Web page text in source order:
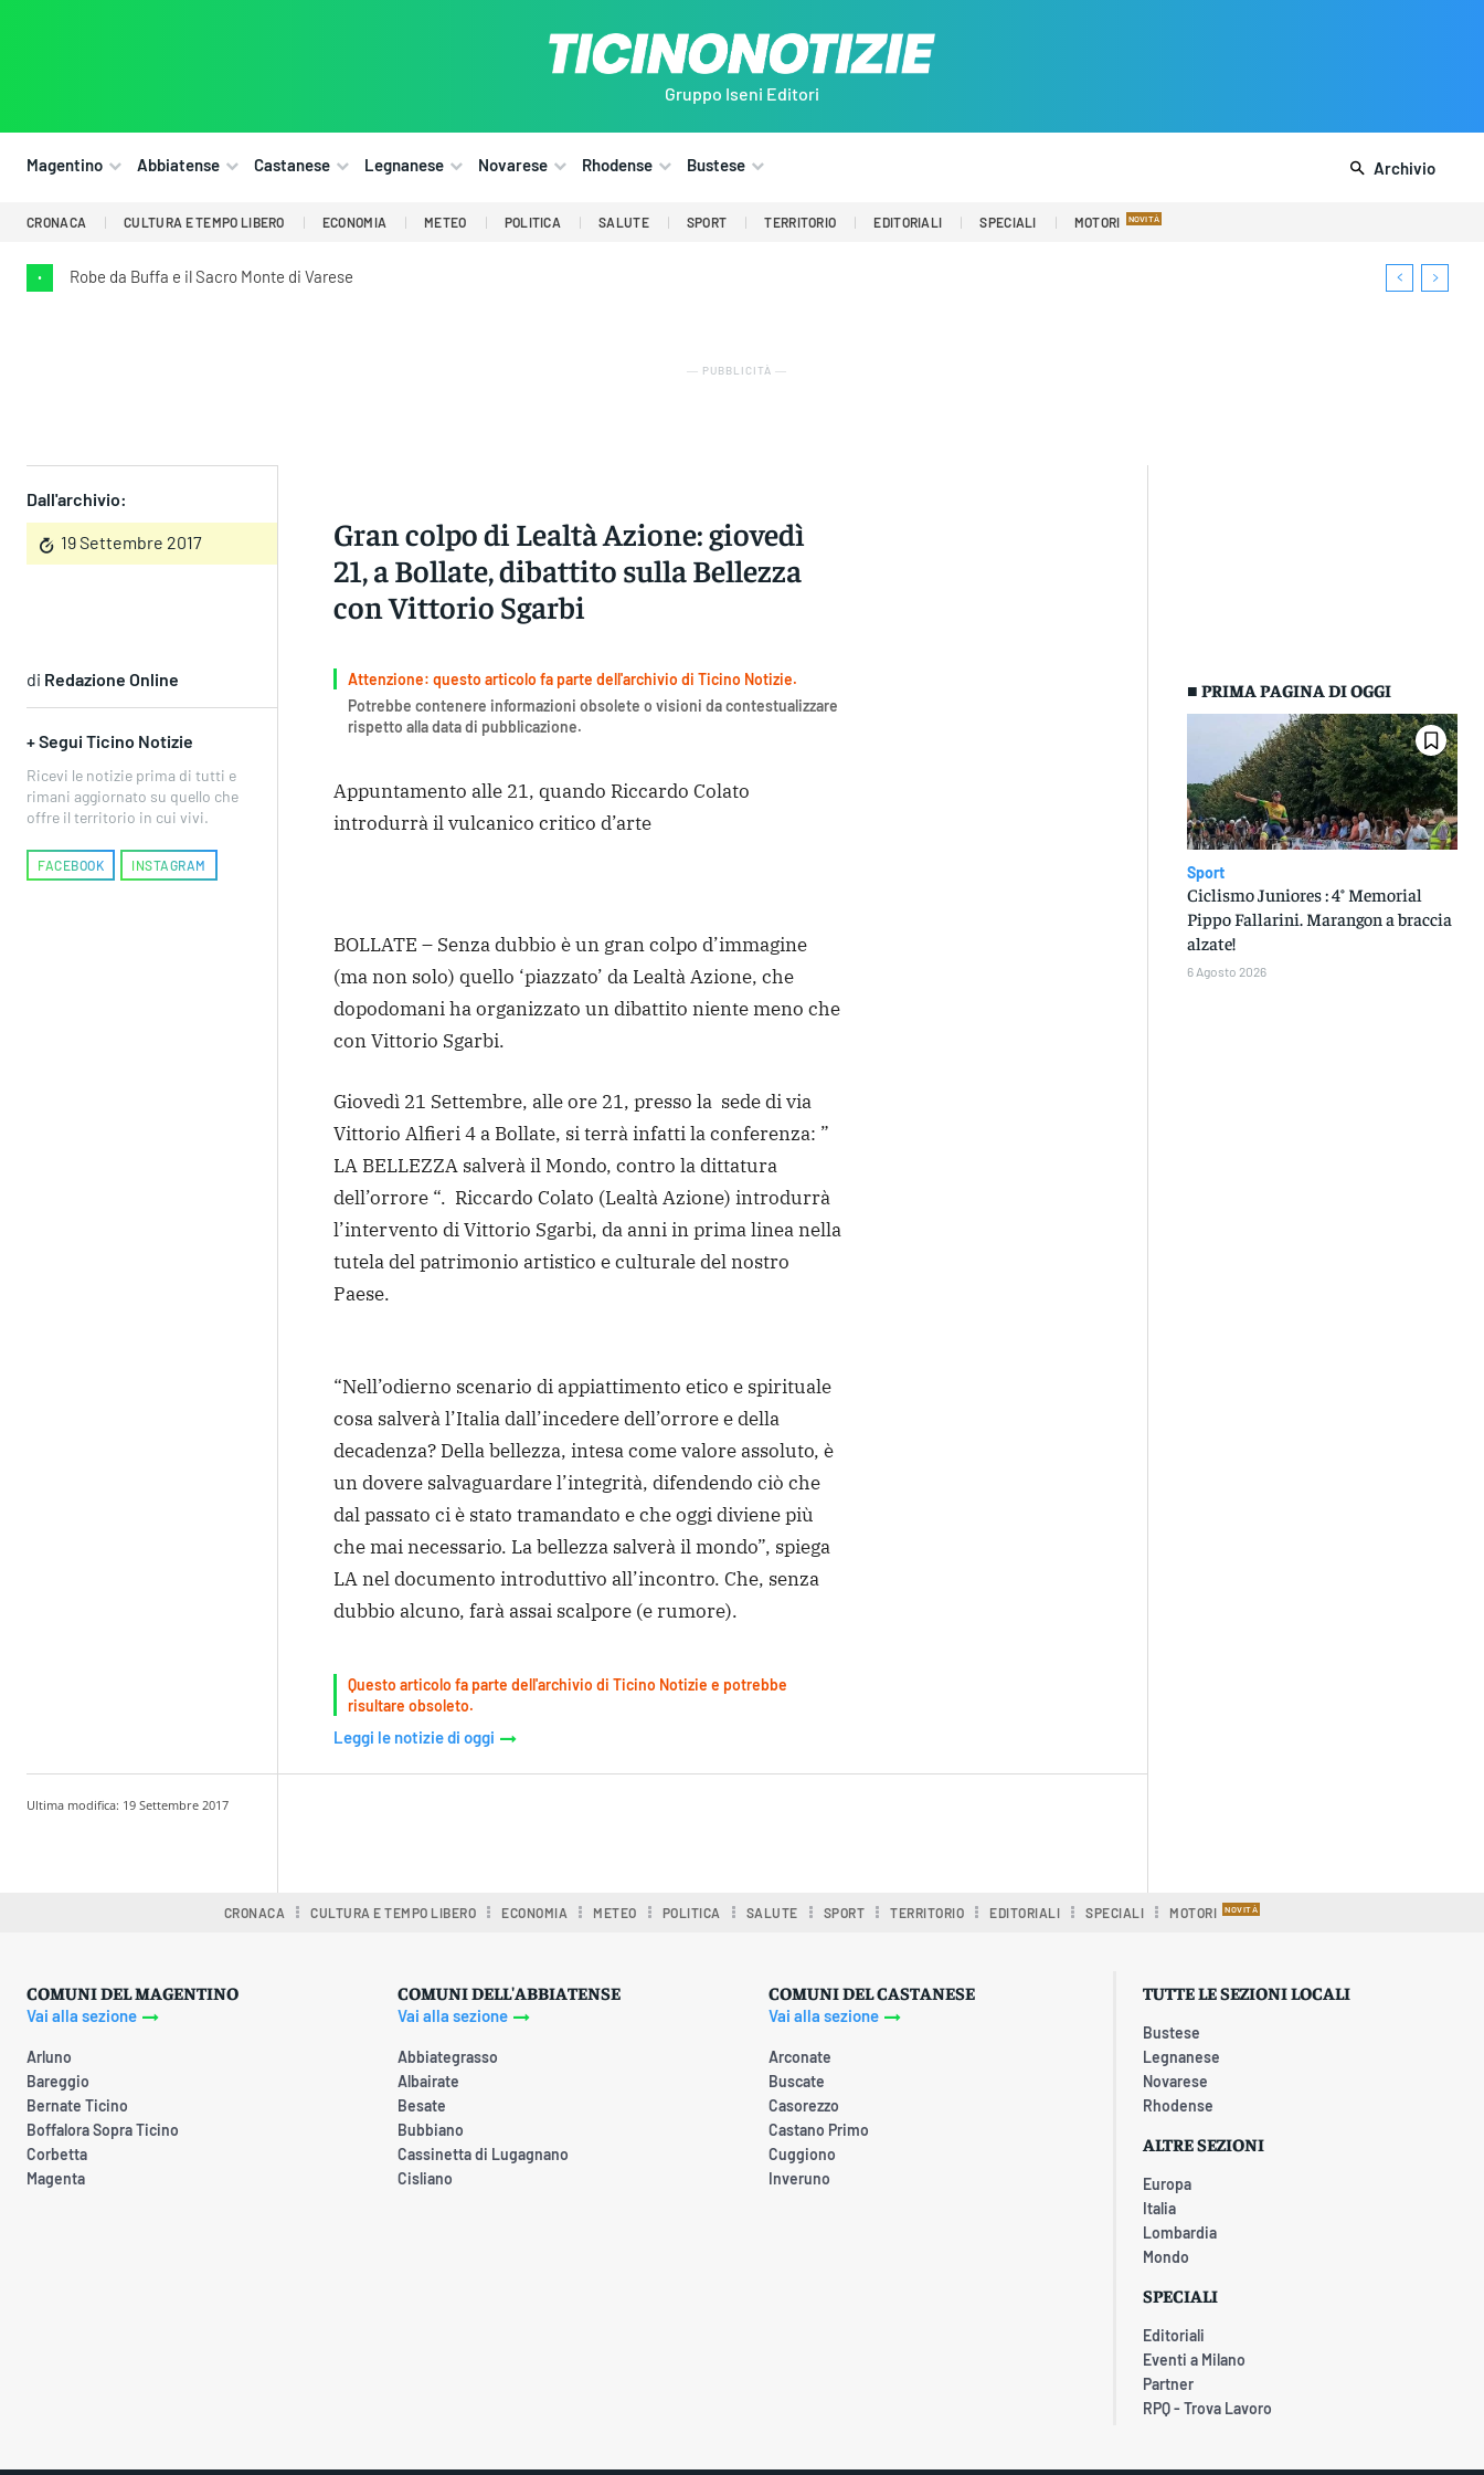
Gruppo Iseni Editori
Magentino Abbiatense Castanese Legnanese Novarese Rhodense Bustese Archivio
CRONACA CULTURA E TEMPO LIBERO ECONOMIA METEO POLITICA SALUTE SPORT TERRITORIO EDITORIALI SPECIALI MOTORI
• Robe da Buffa e il Sacro Monte di Varese
― PUBBLICITÀ ―
Dall'archivio:
19 Settembre 2017
Gran colpo di Lealtà Azione: giovedì
21, a Bollate, dibattito sulla Bellezza
con Vittorio Sgarbi
di Redazione Online
+ Segui Ticino Notizie
Ricevi le notizie prima di tutti e
rimani aggiornato su quello che
offre il territorio in cui vivi.
FACEBOOK INSTAGRAM
Attenzione: questo articolo fa parte dell'archivio di Ticino Notizie.
Potrebbe contenere informazioni obsolete o visioni da contestualizzare
rispetto alla data di pubblicazione.
Appuntamento alle 21, quando Riccardo Colato
introdurrà il vulcanico critico d’arte
BOLLATE – Senza dubbio è un gran colpo d’immagine
(ma non solo) quello ‘piazzato’ da Lealtà Azione, che
dopodomani ha organizzato un dibattito niente meno che
con Vittorio Sgarbi.
Giovedì 21 Settembre, alle ore 21, presso la sede di via
Vittorio Alfieri 4 a Bollate, si terrà infatti la conferenza: ”
LA BELLEZZA salverà il Mondo, contro la dittatura
dell’orrore “. Riccardo Colato (Lealtà Azione) introdurrà
l’intervento di Vittorio Sgarbi, da anni in prima linea nella
tutela del patrimonio artistico e culturale del nostro
Paese.
“Nell’odierno scenario di appiattimento etico e spirituale
cosa salverà l’Italia dall’incedere dell’orrore e della
decadenza? Della bellezza, intesa come valore assoluto, è
un dovere salvaguardare l’integrità, difendendo ciò che
dal passato ci è stato tramandato e che oggi diviene più
che mai necessario. La bellezza salverà il mondo”, spiega
LA nel documento introduttivo all’incontro. Che, senza
dubbio alcuno, farà assai scalpore (e rumore).
Questo articolo fa parte dell'archivio di Ticino Notizie e potrebbe
risultare obsoleto.
Leggi le notizie di oggi
■ PRIMA PAGINA DI OGGI
Sport
Ciclismo Juniores : 4° Memorial
Pippo Fallarini. Marangon a braccia
alzate!
6 Agosto 2026
Ultima modifica: 19 Settembre 2017
CRONACA CULTURA E TEMPO LIBERO ECONOMIA METEO POLITICA SALUTE SPORT TERRITORIO EDITORIALI SPECIALI MOTORI
COMUNI DEL MAGENTINO
Vai alla sezione
Arluno
Bareggio
Bernate Ticino
Boffalora Sopra Ticino
Corbetta
Magenta
COMUNI DELL'ABBIATENSE
Vai alla sezione
Abbiategrasso
Albairate
Besate
Bubbiano
Cassinetta di Lugagnano
Cisliano
COMUNI DEL CASTANESE
Vai alla sezione
Arconate
Buscate
Casorezzo
Castano Primo
Cuggiono
Inveruno
TUTTE LE SEZIONI LOCALI
Bustese
Legnanese
Novarese
Rhodense
ALTRE SEZIONI
Europa
Italia
Lombardia
Mondo
SPECIALI
Editoriali
Eventi a Milano
Partner
RPQ - Trova Lavoro